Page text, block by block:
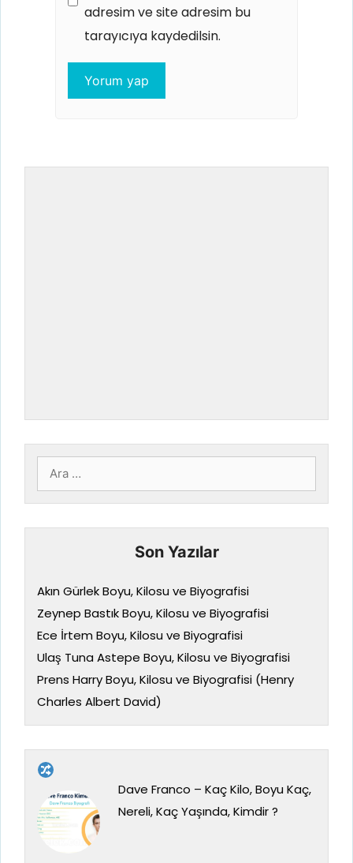
adresim ve site adresim bu
tarayıcıya kaydedilsin.
için
ara
Son Yazılar
Akın Gürlek Boyu, Kilosu ve Biyografisi
Zeynep Bastık Boyu, Kilosu ve Biyografisi
Ece İrtem Boyu, Kilosu ve Biyografisi
Ulaş Tuna Astepe Boyu, Kilosu ve Biyografisi
Prens Harry Boyu, Kilosu ve Biyografisi (Henry
Charles Albert David)
Dave Franco – Kaç Kilo, Boyu Kaç,
Nereli, Kaç Yaşında, Kimdir ?